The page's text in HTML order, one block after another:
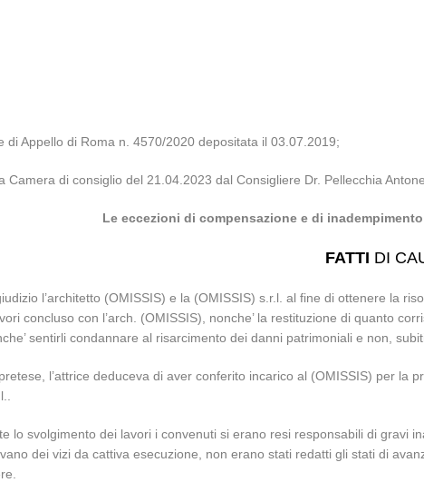
di Appello di Roma n. 4570/2020 depositata il 03.07.2019;
Camera di consiglio del 21.04.2023 dal Consigliere Dr. Pellecchia
Le eccezioni di compensazione e di
FATTI DI
l’architetto (OMISSIS) e la (OMISSIS) s.r.l. al fine di ottenere la
concluso con l’arch. (OMISSIS), nonche’ la restituzione di quanto
sentirli condannare al risarcimento dei danni patrimoniali e non,
l’attrice deduceva di aver conferito incarico al (OMISSIS) per
lo svolgimento dei lavori i convenuti si erano resi responsabili di
dei vizi da cattiva esecuzione, non erano stati redatti gli stati di